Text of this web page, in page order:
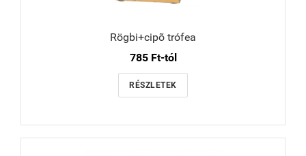
Rögbi+cipõ trófea
785 Ft-tól
RÉSZLETEK